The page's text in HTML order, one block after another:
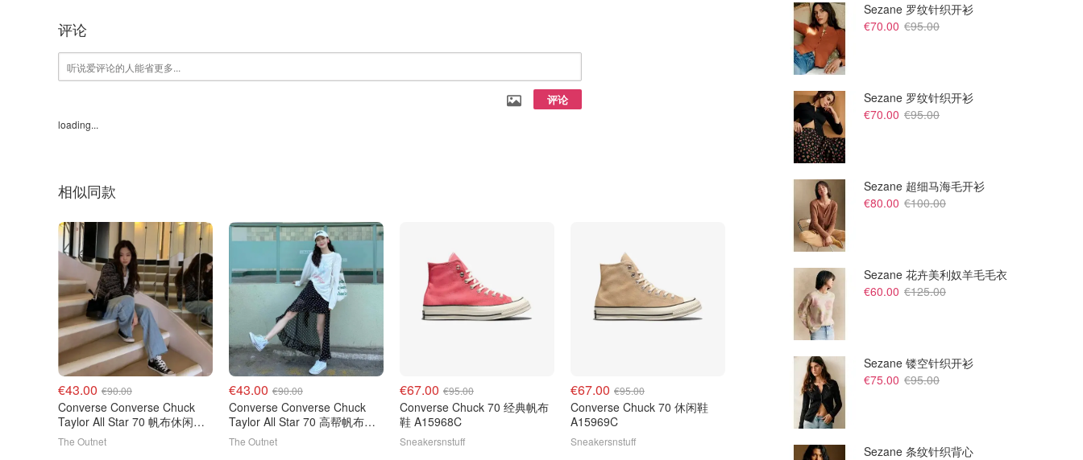
评论
评论
loading...
相似同款
€43.00 €90.00
Converse Converse Chuck
Taylor All Star 70 帆布休闲鞋
黑色
The Outnet
€43.00 €90.00
Converse Converse Chuck
Taylor All Star 70 高帮帆布运
动鞋
The Outnet
€67.00 €95.00
Converse Chuck 70 经典帆布
鞋 A15968C
Sneakersnstuff
€67.00 €95.00
Converse Chuck 70 休闲鞋
A15969C
Sneakersnstuff
£140.00
Comme des Garcons Play
Chuck Taylor 70 高帮帆布鞋
£70.00
Sezane 罗纹针织开衫
€70.00 €95.00
Sezane 罗纹针织开衫
€70.00 €95.00
Sezane 超细马海毛开衫
€80.00 €100.00
Sezane 花卉美利奴羊毛毛衣
€60.00 €125.00
Sezane 镂空针织开衫
€75.00 €95.00
Sezane 条纹针织背心